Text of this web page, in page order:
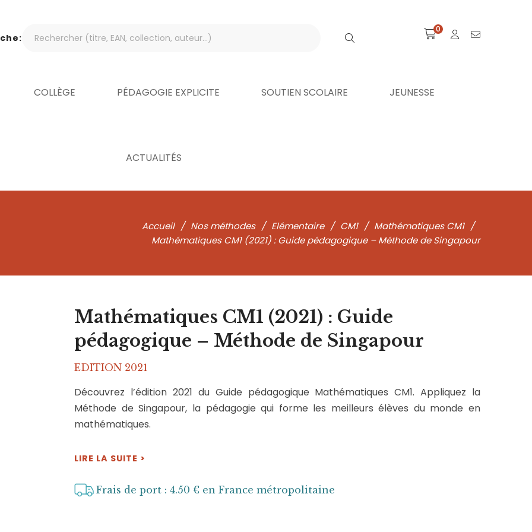
0
COLLÈGE PÉDAGOGIE EXPLICITE SOUTIEN SCOLAIRE JEUNESSE
ACTUALITÉS
Accueil / Nos méthodes / Elémentaire / CM1 / Mathématiques CM1 /
Mathématiques CM1 (2021) : Guide pédagogique – Méthode de Singapour
Mathématiques CM1 (2021) : Guide
pédagogique – Méthode de Singapour
EDITION 2021
Découvrez l’édition 2021 du Guide pédagogique Mathématiques CM1. Appliquez la
Méthode de Singapour, la pédagogie qui forme les meilleurs élèves du monde en
mathématiques.
LIRE LA SUITE >
Frais de port : 4.50 € en France métropolitaine